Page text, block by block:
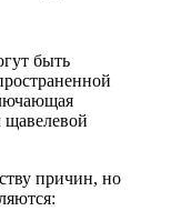
быть
причин, но